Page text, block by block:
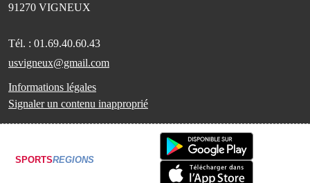
91270 VIGNEUX
Tél. : 01.69.40.60.43
usvigneux@gmail.com
Informations légales
Signaler un contenu inapproprié
SPORTSREGIONS